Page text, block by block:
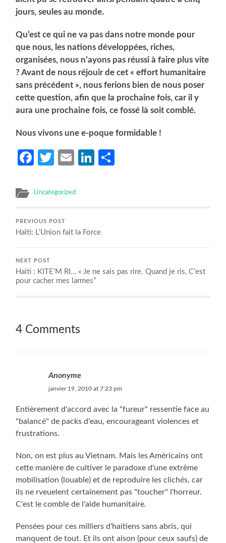
jours, seules au monde.
Qu’est ce qui ne va pas dans notre monde pour
que nous, les nations développées, riches,
organisées, nous n’ayons pas réussi à faire plus vite
? Avant de nous réjouir de cet « effort humanitaire
sans précédent », nous ferions bien de nous poser
cette question, afin que la prochaine fois, car il y
aura une prochaine fois, ce fossé là soit comblé.
Nous vivons une e-poque formidable !
Facebook
Twitter
EmailLinkedIn
Uncategorized
PREVIOUS POST
Haïti: L’Union fait la Force
NEXT POST
Haiti : KITE’M RI… « Je ne sais pas rire. Quand je ris, C’est
pour cacher mes larmes”
4 Comments
Anonyme
janvier 19, 2010 at 7:23 pm
Entièrement d'accord avec la "fureur" ressentie face au
"balancé" de packs d'eau, encourageant violences et
frustrations.
Non, on est plus au Vietnam. Mais les Américains ont
cette manière de cultiver le paradoxe d'une extrême
mobilisation (louable) et de reproduire les clichés, car
ils ne rveuelent certainement pas "toucher" l'horreur.
C'est le comble de l'aide humanitaire.
Pensées pour ces milliers d'haitiens sans abris, qui
manquent de tout. Et ils ont aison (pour ceux saufs) de